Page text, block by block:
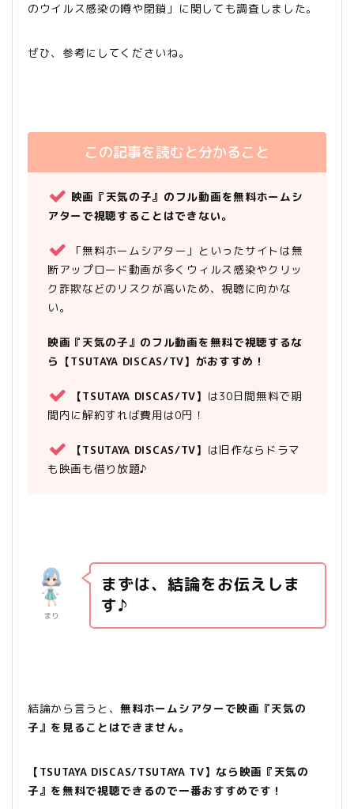
のウイルス感染の噂や閉鎖」に関しても調査しました。
ぜひ、参考にしてくださいね。
この記事を読むと分かること
映画『天気の子』のフル動画を無料ホームシ
アターで視聴することはできない。
「無料ホームシアター」といったサイトは無
断アップロード動画が多くウィルス感染やクリッ
ク詐欺などのリスクが高いため、視聴に向かな
い。
映画『天気の子』のフル動画を無料で視聴するな
ら【TSUTAYA DISCAS/TV】がおすすめ！
【TSUTAYA DISCAS/TV】 は30日間無料で期
間内に解約すれば費用は0円！
【TSUTAYA DISCAS/TV】 は旧作ならドラマ
も映画も借り放題♪
まり
まずは、結論をお伝えしま
す♪
結論から言うと、無料ホームシアターで映画 『天気の
子』を見ることはできません。
【TSUTAYA DISCAS/TSUTAYA TV】なら映画『天気の
子』を無料で視聴できるので一番おすすめです！